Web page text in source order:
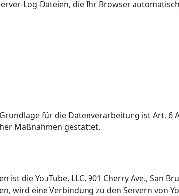
Log-Dateien, die Ihr Browser
für die Datenverarbeitung ist Art. 6
Maßnahmen gestattet.
die YouTube, LLC, 901 Cherry Ave., San
wird eine Verbindung zu den Servern von